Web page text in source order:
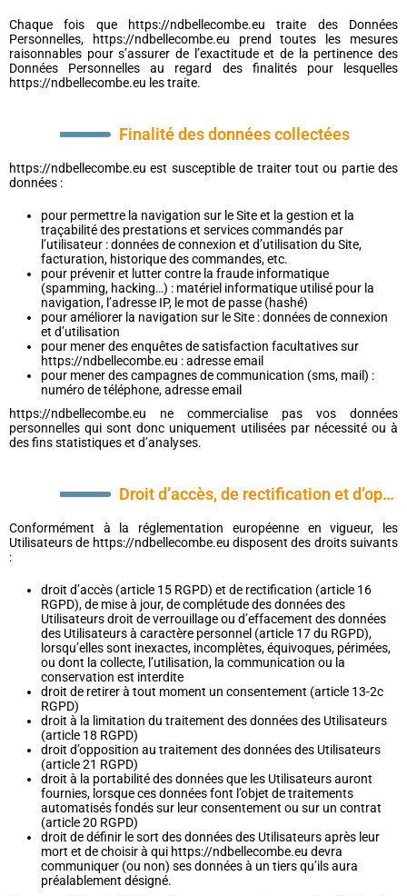
Chaque fois que https://ndbellecombe.eu traite des Données
Personnelles, https://ndbellecombe.eu prend toutes les mesures
raisonnables pour s’assurer de l’exactitude et de la pertinence des
Données Personnelles au regard des finalités pour lesquelles
https://ndbellecombe.eu les traite.
Finalité des données collectées
https://ndbellecombe.eu est susceptible de traiter tout ou partie des
données :
pour permettre la navigation sur le Site et la gestion et la
traçabilité des prestations et services commandés par
l’utilisateur : données de connexion et d’utilisation du Site,
facturation, historique des commandes, etc.
pour prévenir et lutter contre la fraude informatique
(spamming, hacking…) : matériel informatique utilisé pour la
navigation, l’adresse IP, le mot de passe (hashé)
pour améliorer la navigation sur le Site : données de connexion
et d’utilisation
pour mener des enquêtes de satisfaction facultatives sur
https://ndbellecombe.eu : adresse email
pour mener des campagnes de communication (sms, mail) :
numéro de téléphone, adresse email
https://ndbellecombe.eu ne commercialise pas vos données
personnelles qui sont donc uniquement utilisées par nécessité ou à
des fins statistiques et d’analyses.
Droit d’accès, de rectification et d’opposition
Conformément à la réglementation européenne en vigueur, les
Utilisateurs de https://ndbellecombe.eu disposent des droits suivants
:
droit d’accès (article 15 RGPD) et de rectification (article 16
RGPD), de mise à jour, de complétude des données des
Utilisateurs droit de verrouillage ou d’effacement des données
des Utilisateurs à caractère personnel (article 17 du RGPD),
lorsqu’elles sont inexactes, incomplètes, équivoques, périmées,
ou dont la collecte, l’utilisation, la communication ou la
conservation est interdite
droit de retirer à tout moment un consentement (article 13-2c
RGPD)
droit à la limitation du traitement des données des Utilisateurs
(article 18 RGPD)
droit d’opposition au traitement des données des Utilisateurs
(article 21 RGPD)
droit à la portabilité des données que les Utilisateurs auront
fournies, lorsque ces données font l’objet de traitements
automatisés fondés sur leur consentement ou sur un contrat
(article 20 RGPD)
droit de définir le sort des données des Utilisateurs après leur
mort et de choisir à qui https://ndbellecombe.eu devra
communiquer (ou non) ses données à un tiers qu’ils aura
préalablement désigné.